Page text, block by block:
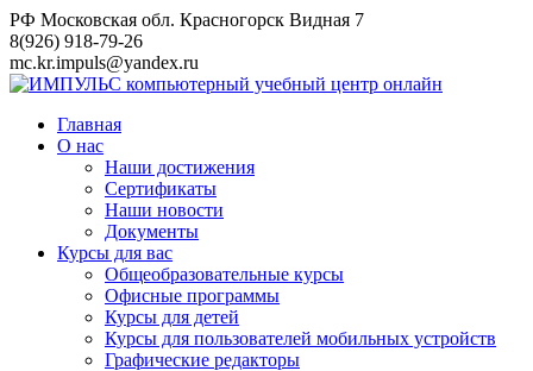
Перейти
к
контенту
РФ Московская обл. Красногорск Видная 7
8(926) 918-79-26
mc.kr.impuls@yandex.ru
Главная
О нас
Наши достижения
Сертификаты
Наши новости
Документы
Курсы для вас
Общеобразовательные курсы
Офисные программы
Курсы для детей
Курсы для пользователей мобильных устройств
Графические редакторы